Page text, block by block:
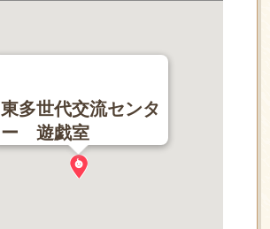
東多世代交流センタ
ー 遊戯室